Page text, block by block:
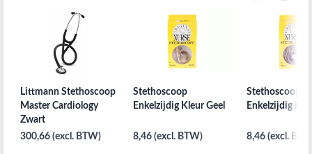
Littmann Stethoscoop
Master Cardiology
Zwart
300,66 (excl. BTW)
Stethoscoop
Enkelzijdig Kleur Geel
8,46 (excl. BTW)
Stethoscoop
Enkelzijdig
8,46 (excl.